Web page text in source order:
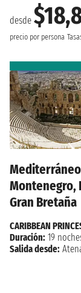
desde
precio por persona
Montenegro,
Gran Bretaña
CARIBBEAN
Duración: 19
Salida desde: